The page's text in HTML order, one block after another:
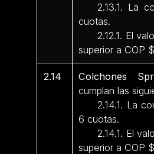
2.13.1. La
cuotas.
2.12.1. El
superior a COP
2.14 Colchones
cumplan las
2.14.1. La
6 cuotas.
2.14.1. El
superior a COP